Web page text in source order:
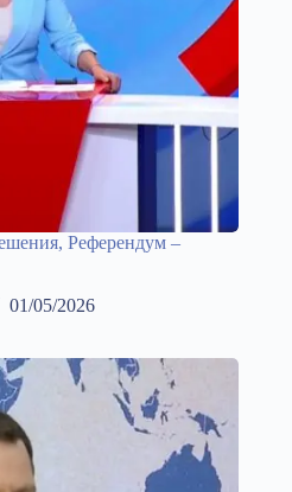
Референдум –
01/05/2026